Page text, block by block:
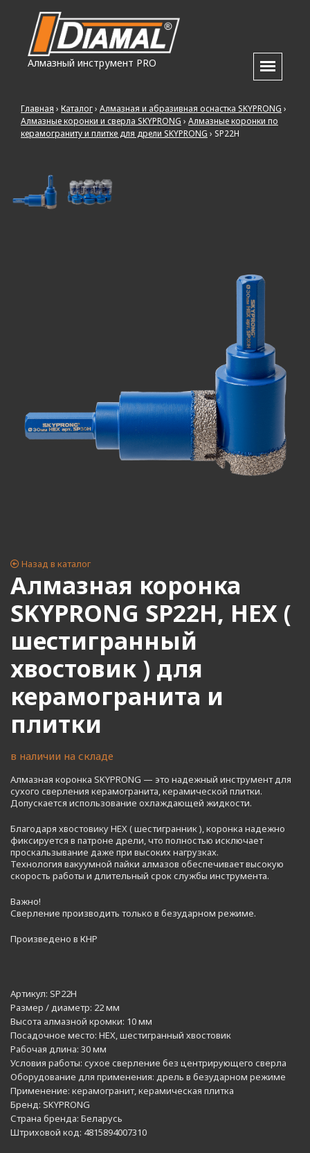
Алмазный инструмент PRO
Главная › Каталог› Алмазная и абразивная оснастка SKYPRONG ›
Алмазные коронки и сверла SKYPRONG › Алмазные коронки по
керамограниту и плитке для дрели SKYPRONG › SP22H
Назад в каталог
Алмазная коронка
SKYPRONG SP22H, HEX (
шестигранный
хвостовик ) для
керамогранита и
плитки
в наличии на складе
Алмазная коронка SKYPRONG — это надежный инструмент для
сухого сверления керамогранита, керамической плитки.
Допускается использование охлаждающей жидкости.
Благодаря хвостовику HEX ( шестигранник ), коронка надежно
фиксируется в патроне дрели, что полностью исключает
проскальзывание даже при высоких нагрузках.
Технология вакуумной пайки алмазов обеспечивает высокую
скорость работы и длительный срок службы инструмента.
Важно!
Сверление производить только в безударном режиме.
Произведено в КНР
Артикул: SP22H
Размер / диаметр: 22 мм
Высота алмазной кромки: 10 мм
Посадочное место: HEX, шестигранный хвостовик
Рабочая длина: 30 мм
Условия работы: сухое сверление без центрирующего сверла
Оборудование для применения: дрель в безударном режиме
Применение: керамогранит, керамическая плитка
Бренд: SKYPRONG
Страна бренда: Беларусь
Штриховой код: 4815894007310